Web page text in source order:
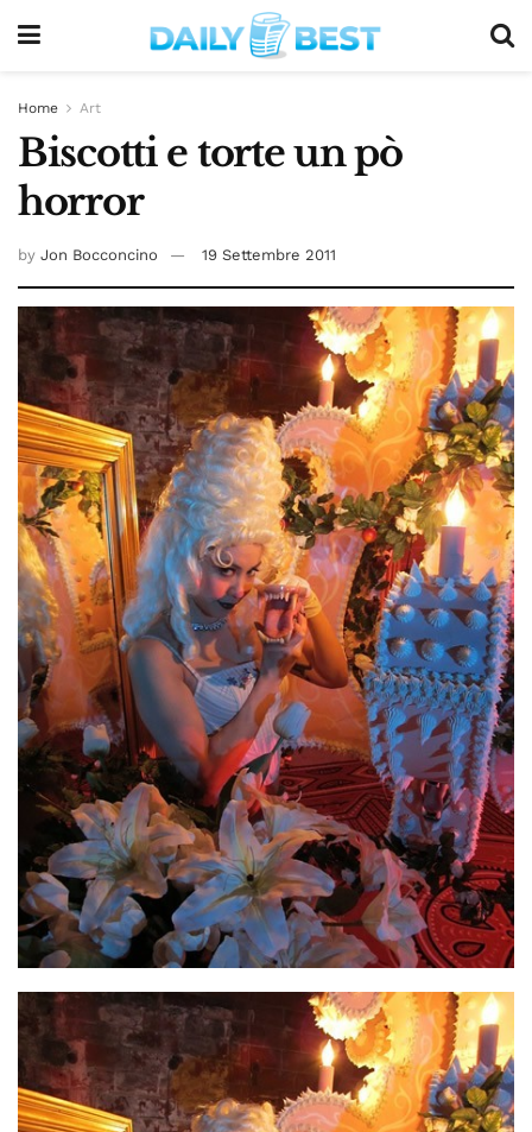
Home Art
Biscotti e torte un pò
horror
by Jon Bocconcino 19 Settembre 2011